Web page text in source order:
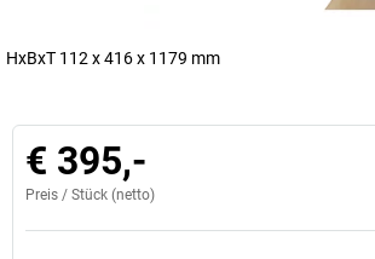
HxBxT 112 x 416 x 1179 mm
€ 395,-
Preis / Stück (netto)